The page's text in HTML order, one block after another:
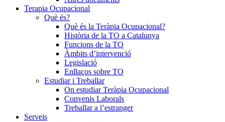
Terapia Ocupacional
Què és?
Què és la Teràpia Ocupacional?
Història de la TO a Catalunya
Funcions de la TO
Àmbits d’intervenció
Legislació
Enllaços sobre TO
Estudiar i Treballar
On estudiar Teràpia Ocupacional
Convenis Laborals
Treballar a l’estranger
Serveis